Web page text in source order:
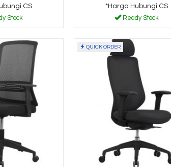
CS
Stock
*Harga Hubungi CS
Ready Stock
QUICK ORDER